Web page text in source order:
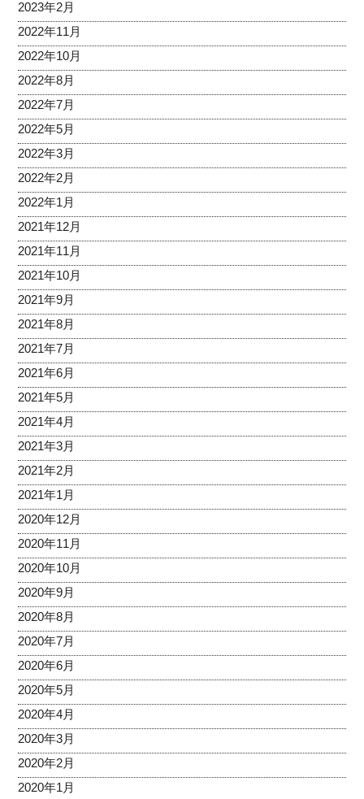
2023年2月
2022年11月
2022年10月
2022年8月
2022年7月
2022年5月
2022年3月
2022年2月
2022年1月
2021年12月
2021年11月
2021年10月
2021年9月
2021年8月
2021年7月
2021年6月
2021年5月
2021年4月
2021年3月
2021年2月
2021年1月
2020年12月
2020年11月
2020年10月
2020年9月
2020年8月
2020年7月
2020年6月
2020年5月
2020年4月
2020年3月
2020年2月
2020年1月